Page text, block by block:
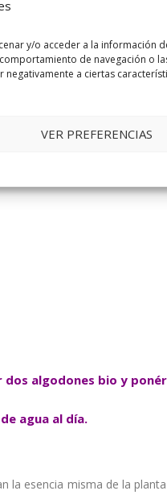
y/o acceder a la información
de navegación o
a ciertas
VER PREFERENCIAS
antálgico.
para relajar los ojos.
algodones bio y
agua al día.
la esencia misma de la